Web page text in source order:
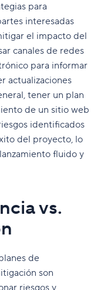
para
interesadas
el impacto del
canales de redes
para informar
actualizaciones
tener un plan
de un sitio web
identificados
del proyecto, lo
fluido y
vs.
de
son
riesgos y